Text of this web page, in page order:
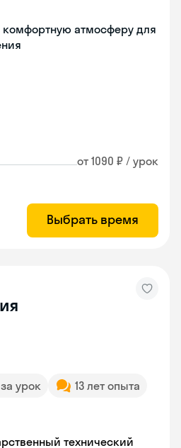
комфортную атмосферу для
от 1090 ₽ / урок
Выбрать время
урок
13 лет опыта
технический